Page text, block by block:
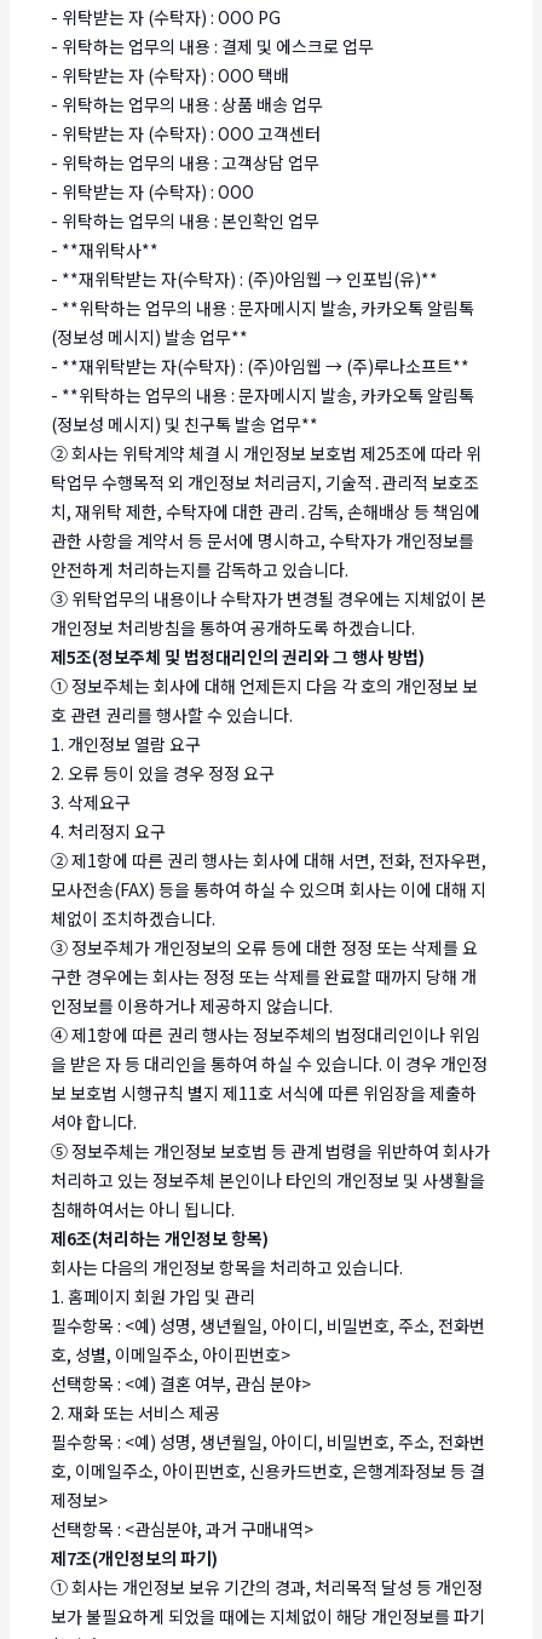
- 위탁받는 자 (수탁자) : OOO PG
- 위탁하는 업무의 내용 : 결제 및 에스크로 업무
- 위탁받는 자 (수탁자) : OOO 택배
- 위탁하는 업무의 내용 : 상품 배송 업무
- 위탁받는 자 (수탁자) : OOO 고객센터
- 위탁하는 업무의 내용 : 고객상담 업무
- 위탁받는 자 (수탁자) : OOO
- 위탁하는 업무의 내용 : 본인확인 업무
- **재위탁사**
- **재위탁받는 자(수탁자) : (주)아임웹 → 인포빕(유)**
- **위탁하는 업무의 내용 : 문자메시지 발송, 카카오톡 알림톡
(정보성 메시지) 발송 업무**
- **재위탁받는 자(수탁자) : (주)아임웹 → (주)루나소프트**
- **위탁하는 업무의 내용 : 문자메시지 발송, 카카오톡 알림톡
(정보성 메시지) 및 친구톡 발송 업무**
② 회사는 위탁계약 체결 시 개인정보 보호법 제25조에 따라 위
탁업무 수행목적 외 개인정보 처리금지, 기술적․관리적 보호조
치, 재위탁 제한, 수탁자에 대한 관리․감독, 손해배상 등 책임에
관한 사항을 계약서 등 문서에 명시하고, 수탁자가 개인정보를
안전하게 처리하는지를 감독하고 있습니다.
③ 위탁업무의 내용이나 수탁자가 변경될 경우에는 지체없이 본
개인정보 처리방침을 통하여 공개하도록 하겠습니다.
제5조(정보주체 및 법정대리인의 권리와 그 행사 방법)
① 정보주체는 회사에 대해 언제든지 다음 각 호의 개인정보 보
호 관련 권리를 행사할 수 있습니다.
1. 개인정보 열람 요구
2. 오류 등이 있을 경우 정정 요구
3. 삭제요구
4. 처리정지 요구
② 제1항에 따른 권리 행사는 회사에 대해 서면, 전화, 전자우편,
모사전송(FAX) 등을 통하여 하실 수 있으며 회사는 이에 대해 지
체없이 조치하겠습니다.
③ 정보주체가 개인정보의 오류 등에 대한 정정 또는 삭제를 요
구한 경우에는 회사는 정정 또는 삭제를 완료할 때까지 당해 개
인정보를 이용하거나 제공하지 않습니다.
④ 제1항에 따른 권리 행사는 정보주체의 법정대리인이나 위임
을 받은 자 등 대리인을 통하여 하실 수 있습니다. 이 경우 개인정
보 보호법 시행규칙 별지 제11호 서식에 따른 위임장을 제출하
셔야 합니다.
⑤ 정보주체는 개인정보 보호법 등 관계 법령을 위반하여 회사가
처리하고 있는 정보주체 본인이나 타인의 개인정보 및 사생활을
침해하여서는 아니 됩니다.
제6조(처리하는 개인정보 항목)
회사는 다음의 개인정보 항목을 처리하고 있습니다.
1. 홈페이지 회원 가입 및 관리
필수항목 : <예) 성명, 생년월일, 아이디, 비밀번호, 주소, 전화번
호, 성별, 이메일주소, 아이핀번호>
선택항목 : <예) 결혼 여부, 관심 분야>
2. 재화 또는 서비스 제공
필수항목 : <예) 성명, 생년월일, 아이디, 비밀번호, 주소, 전화번
호, 이메일주소, 아이핀번호, 신용카드번호, 은행계좌정보 등 결
제정보>
선택항목 : <관심분야, 과거 구매내역>
제7조(개인정보의 파기)
① 회사는 개인정보 보유 기간의 경과, 처리목적 달성 등 개인정
보가 불필요하게 되었을 때에는 지체없이 해당 개인정보를 파기